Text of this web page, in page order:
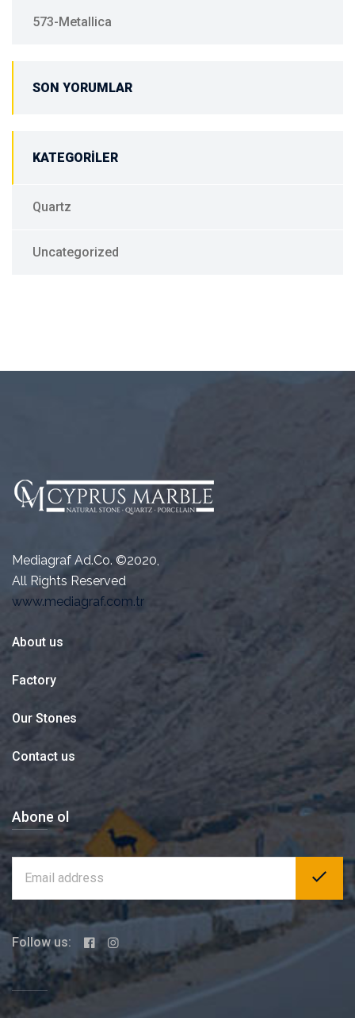
573-Metallica
SON YORUMLAR
KATEGORILER
Quartz
Uncategorized
Mediagraf Ad.Co. ©2020,
All Rights Reserved
www.mediagraf.com.tr
About us
Factory
Our Stones
Contact us
Abone ol
Follow us: